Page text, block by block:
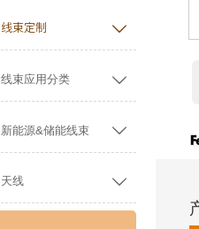
线束定制 
线束应用分类 
新能源&储能线束 
天线 